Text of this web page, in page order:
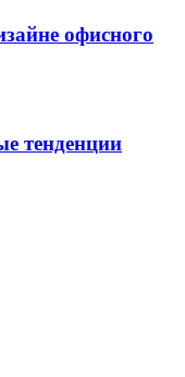
офисного
тенденции